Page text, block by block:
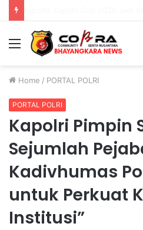
Menu
Home / PORTAL POLRI
PORTAL POLRI
Kapolri Pimpin
Sejumlah
Kadivhumas
untuk Perkuat
Institusi”